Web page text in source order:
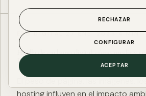
ESG DIGITAL·27 ENE. 2025·4 MIN
Huella de carbono digital: cómo medir y
ESG de una web
El peso de página, las imágenes,
hosting influyen en el impacto
RECHAZAR
CONFIGURAR
ACEPTAR